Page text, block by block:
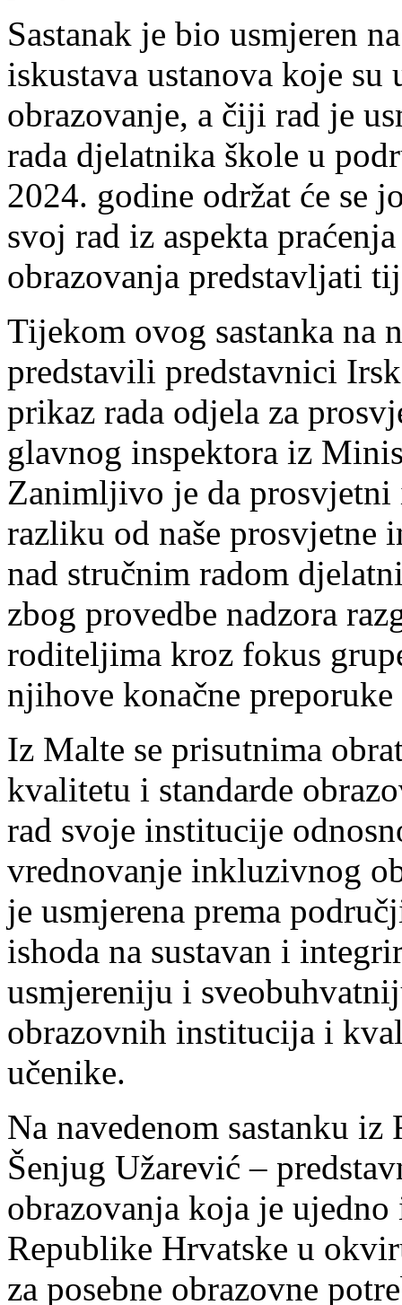
Sastanak je bio usmjeren
iskustava ustanova koje su
obrazovanje, a čiji rad je
rada djelatnika škole u
2024. godine održat će se
svoj rad iz aspekta
obrazovanja predstavljati
Tijekom ovog sastanka na
predstavili predstavnici
prikaz rada odjela za
glavnog inspektora iz
Zanimljivo je da prosvjetni
razliku od naše prosvjetne
nad stručnim radom
zbog provedbe nadzora
roditeljima kroz fokus
njihove konačne
Iz Malte se prisutnima
kvalitetu i standarde
rad svoje institucije
vrednovanje inkluzivnog
je usmjerena prema
ishoda na sustavan i
usmjereniju i
obrazovnih institucija i
učenike.
Na navedenom sastanku
Šenjug Užarević –
obrazovanja koja je
Republike Hrvatske u
za posebne obrazovne